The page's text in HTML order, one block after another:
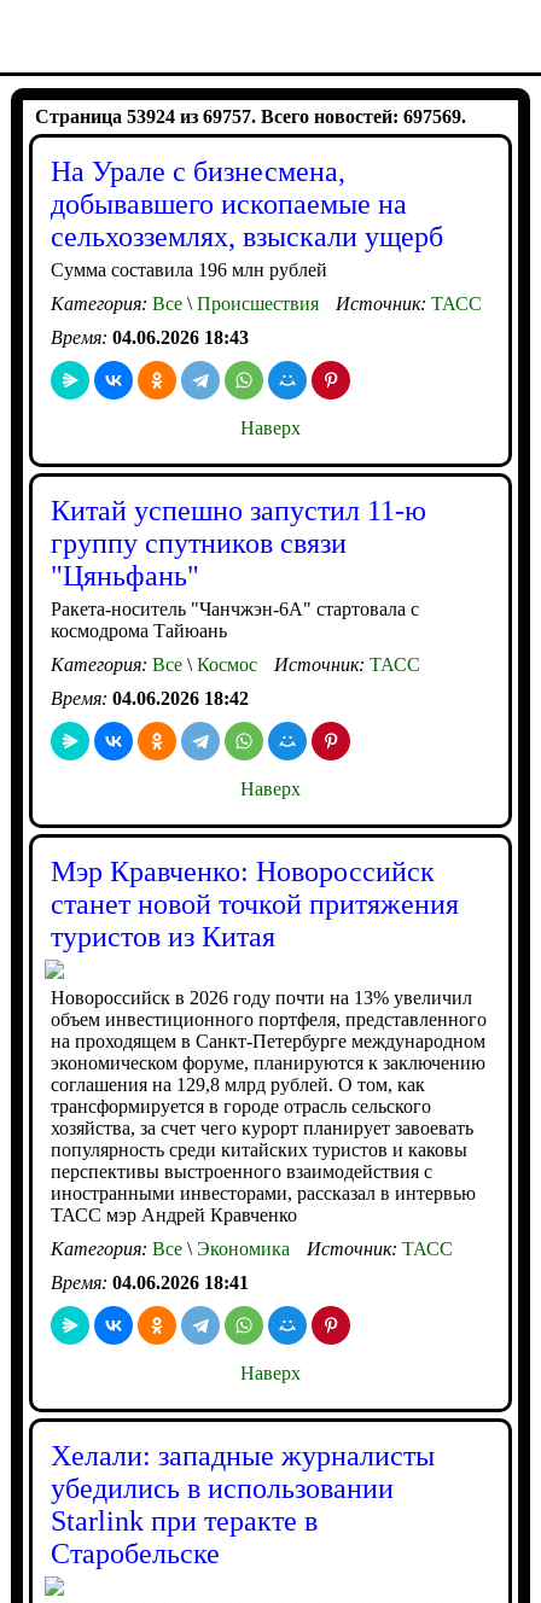
Страница 53924 из 69757. Всего новостей: 697569.
На Урале с бизнесмена,
добывавшего ископаемые на
сельхозземлях, взыскали ущерб
Сумма составила 196 млн рублей
Категория: Все\Происшествия Источник: ТАСС
Время: 04.06.2026 18:43
Наверх
Китай успешно запустил 11-ю
группу спутников связи
"Цяньфань"
Ракета-носитель "Чанчжэн-6A" стартовала с
космодрома Тайюань
Категория: Все\Космос Источник: ТАСС
Время: 04.06.2026 18:42
Наверх
Мэр Кравченко: Новороссийск
станет новой точкой притяжения
туристов из Китая
Новороссийск в 2026 году почти на 13% увеличил
объем инвестиционного портфеля, представленного
на проходящем в Санкт-Петербурге международном
экономическом форуме, планируются к заключению
соглашения на 129,8 млрд рублей. О том, как
трансформируется в городе отрасль сельского
хозяйства, за счет чего курорт планирует завоевать
популярность среди китайских туристов и каковы
перспективы выстроенного взаимодействия с
иностранными инвесторами, рассказал в интервью
ТАСС мэр Андрей Кравченко
Категория: Все\Экономика Источник: ТАСС
Время: 04.06.2026 18:41
Наверх
Хелали: западные журналисты
убедились в использовании
Starlink при теракте в
Старобельске